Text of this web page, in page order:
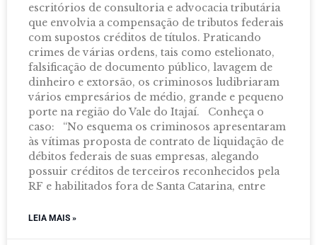
escritórios de consultoria e advocacia tributária
que envolvia a compensação de tributos federais
com supostos créditos de títulos. Praticando
crimes de várias ordens, tais como estelionato,
falsificação de documento público, lavagem de
dinheiro e extorsão, os criminosos ludibriaram
vários empresários de médio, grande e pequeno
porte na região do Vale do Itajaí. Conheça o
caso: “No esquema os criminosos apresentaram
às vítimas proposta de contrato de liquidação de
débitos federais de suas empresas, alegando
possuir créditos de terceiros reconhecidos pela
RF e habilitados fora de Santa Catarina, entre
LEIA MAIS »